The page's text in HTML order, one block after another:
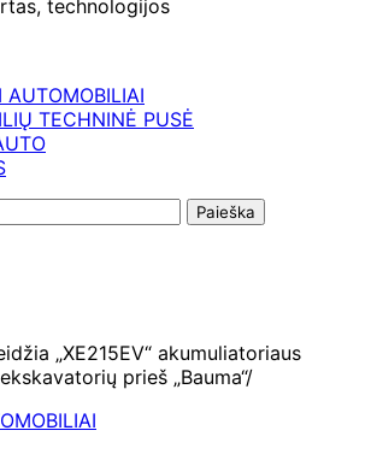
technologijos
AUTOMOBILIAI
TECHNINĖ PUSĖ
„XE215EV“ akumuliatoriaus
prieš „Bauma“